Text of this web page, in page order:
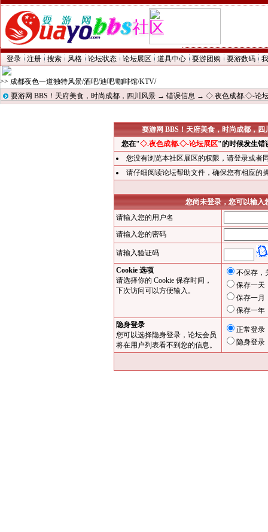
登录 注册 搜索 风格 论坛状态 论坛展区 道具中心 耍游团购 耍游数码
>> 成都夜色一道独特风景/酒吧/迪吧/咖啡馆/KTV/
耍游网 BBS！天府美食，时尚成都，四川风景 → 错误信息 → ◇.夜色成都.◇-论
耍游网 BBS！天府美食，时尚成都，
您在"◇.夜色成都.◇-论坛展区"的时候发生错
您没有浏览本社区展区的权限，请登录或者
请仔细阅读论坛帮助文件，确保您有相应的
您尚未登录，您可以输入
请输入您的用户名
请输入您的密码
请输入验证码
Cookie 选项
请选择你的 Cookie 保存时间，
下次访问可以方便输入。
不保存，
保存一天
保存一月
保存一年
隐身登录
您可以选择隐身登录，论坛会员
将在用户列表看不到您的信息。
正常登录
隐身登录